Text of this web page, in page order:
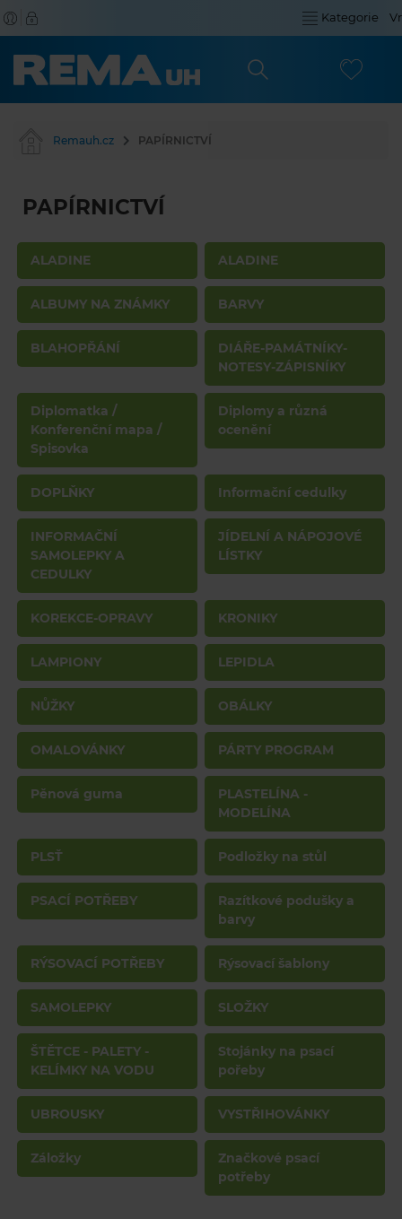
Kategorie
Remauh.cz PAPÍRNICTVÍ
PAPÍRNICTVÍ
ALADINE ALADINE
ALBUMY NA ZNÁMKY BARVY
BLAHOPŘÁNÍ
DIÁŘE-PAMÁTNÍKY-
NOTESY-ZÁPISNÍKY
Diplomatka /
Konferenční mapa /
Spisovka
Diplomy a různá
ocenění
DOPLŇKY Informační cedulky
INFORMAČNÍ
SAMOLEPKY A
CEDULKY
JÍDELNÍ A NÁPOJOVÉ
LÍSTKY
KOREKCE-OPRAVY KRONIKY
LAMPIONY LEPIDLA
NŮŽKY OBÁLKY
OMALOVÁNKY PÁRTY PROGRAM
Pěnová guma
PLASTELÍNA -
MODELÍNA
PLSŤ Podložky na stůl
PSACÍ POTŘEBY
Razítkové podušky a
barvy
RÝSOVACÍ POTŘEBY Rýsovací šablony
SAMOLEPKY SLOŽKY
ŠTĚTCE - PALETY -
KELÍMKY NA VODU
Stojánky na psací
pořeby
UBROUSKY VYSTŘIHOVÁNKY
Záložky
Značkové psací
potřeby